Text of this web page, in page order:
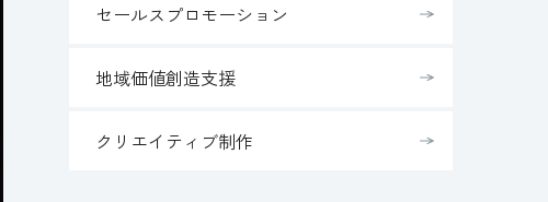
セールスプロモーション
地域価値創造支援
クリエイティブ制作